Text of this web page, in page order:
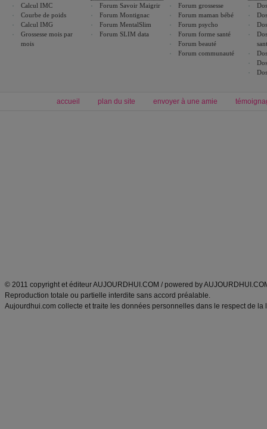
Calcul IMC
Courbe de poids
Calcul IMG
Grossesse mois par
mois
Forum Savoir Maigrir
Forum Montignac
Forum MentalSlim
Forum SLIM data
Forum grossesse
Forum maman bébé
Forum psycho
Forum forme santé
Forum beauté
Forum communauté
accueil plan du site envoyer à une amie
© 2011 copyright et éditeur AUJOURDHUI.COM / powered by
Reproduction totale ou partielle interdite sans accord préalable.
Aujourdhui.com collecte et traite les données personnelles dans le respect de